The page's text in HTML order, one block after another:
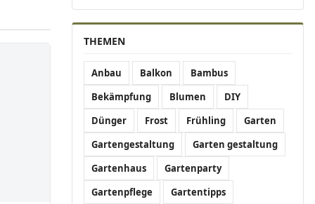
THEMEN
Anbau Balkon
Bambus
Bekämpfung
Blumen
DIY
Dünger
Frost Frühling
Garten
Gartengestaltung
Garten gestaltung
Gartenhaus
Gartenparty
Gartenpflege
Gartentipps